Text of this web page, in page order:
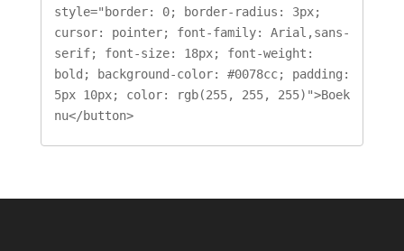
style="border: 0; border-radius: 3px;
cursor: pointer; font-family: Arial,sans-
serif; font-size: 18px; font-weight:
bold; background-color: #0078cc; padding:
5px 10px; color: rgb(255, 255, 255)">Boek
nu</button>